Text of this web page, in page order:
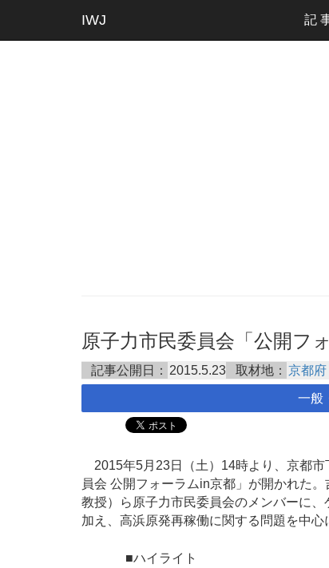
IWJ 記
原子力市民委員会「公開フ
記事公開日： 2015.5.23 取材地： 京都府
一般
2015年5月23日（土）14時より、京都市
員会 公開フォーラムin京都」が開かれた
教授）ら原子力市民委員会のメンバーに
加え、高浜原発再稼働に関する問題を中心
■ハイライト